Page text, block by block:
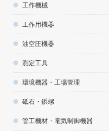
工作機械
工作用機器
油空圧機器
測定工具
環境機器・工場管理
砥石・鋲螺
管工機材・電気制御機器